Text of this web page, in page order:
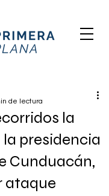
la
presidencia
Cunduacán,
ataque
de lectura